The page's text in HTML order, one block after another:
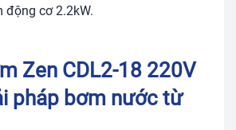
động cơ 2.2kW.
Zen CDL2-18 220V
pháp bơm nước từ